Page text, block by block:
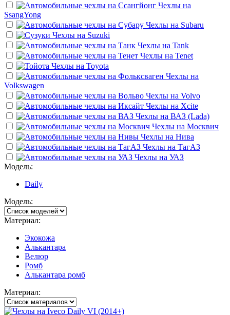
Чехлы на
SsangYong
Чехлы на Subaru
Чехлы на Suzuki
Чехлы на Tank
Чехлы на Tenet
Чехлы на Toyota
Чехлы на
Volkswagen
Чехлы на Volvo
Чехлы на Xcite
Чехлы на ВАЗ (Lada)
Чехлы на Москвич
Чехлы на Нива
Чехлы на ТагАЗ
Чехлы на УАЗ
Модель:
Daily
Модель:
Материал:
Экокожа
Алькантара
Велюр
Ромб
Алькантара ромб
Материал: